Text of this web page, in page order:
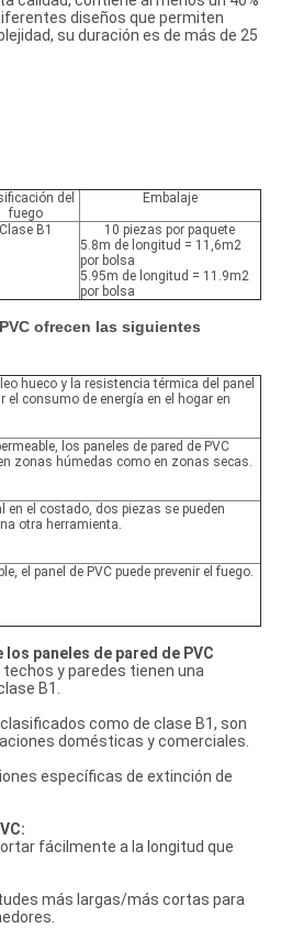
diseños que permiten
su duración es de más de 25
del
fuego
Embalaje
Clase B1
10 piezas por paquete
5.8m de longitud = 11,6m2
por bolsa
5.95m de longitud = 11.9m2
por bolsa
ofrecen las siguientes
hueco y la resistencia térmica del panel
el consumo de energía en el hogar en
los paneles de pared de PVC
zonas húmedas como en zonas secas.
en el costado, dos piezas se pueden
otra herramienta.
el panel de PVC puede prevenir el fuego.
paneles de pared de PVC
techos y paredes tienen una
B1.
como de clase B1, son
domésticas y comerciales.
específicas de extinción de
fácilmente a la longitud que
más largas/más cortas para